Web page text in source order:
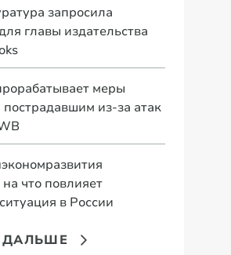
запросила
главы издательства
меры
из-за атак
что повлияет
в России
ДАЛЬШЕ